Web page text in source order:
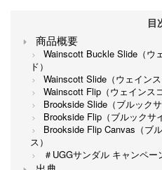
目
商品概要
Wainscott Buckle Slide（ウ
ド）
Wainscott Slide（ウェインス
Wainscott Flip（ウェインス
Brookside Slide（ブルック
Brookside Flip（ブルックサ
Brookside Flip Canvas（ブ
ス）
＃UGGサンダル キャンペー